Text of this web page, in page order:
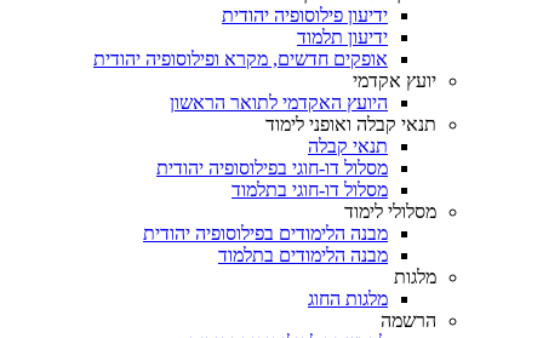
ידיעון פילוסופיה יהודית
ידיעון תלמוד
אופקים חדשים, מקרא ופילוסופיה יהודית
יועץ אקדמי
היועץ האקדמי לתואר הראשון
תנאי קבלה ואופני לימוד
תנאי קבלה
מסלול דו-חוגי בפילוסופיה יהודית
מסלול דו-חוגי בתלמוד
מסלולי לימוד
מבנה הלימודים בפילוסופיה יהודית
מבנה הלימודים בתלמוד
מלגות
מלגות החוג
הרשמה